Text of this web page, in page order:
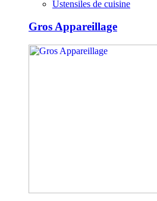
Ustensiles de cuisine
Gros Appareillage